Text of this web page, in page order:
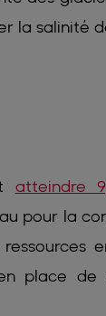
salinité
atteindre
pour la
place